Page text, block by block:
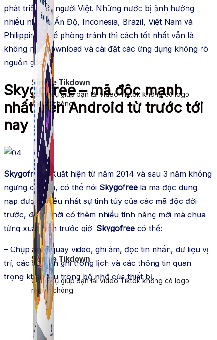
Simple Tikdown
Công cụ giúp bạn tải video Tiktok không có logo
nhanh chóng.
Simple Tikdown
Công cụ giúp bạn tải video Tiktok không có logo
nhanh chóng.
phát triển bởi người Việt. Những nước bị ảnh hưởng
nhiều nhất là Ấn Độ, Indonesia, Brazil, Việt Nam và
Philippines. Để phòng tránh thì cách tốt nhất vẫn là
không nên download và cài đặt các ứng dụng không rõ
nguồn gốc.
Skygofree – mã độc mạnh
nhất trên Android từ trước tới
nay
Skygofree – Xuất hiện từ năm 2014 và sau 3 năm không
ngừng cải tiển, có thể nói Skygofree là mã độc dung
nạp được nhiều nhất sự tinh túy của các mã độc đời
trước, đồng thời có thêm nhiều tính năng mới mà chưa
từng xuất hiện trước giờ. Skygofree có thể:
– Chụp ảnh, quay video, ghi âm, đọc tin nhắn, dữ liệu vị
trí, các sự kiện ghi trong lịch và các thông tin quan
trọng khác lưu trong bộ nhớ của thiết bị.